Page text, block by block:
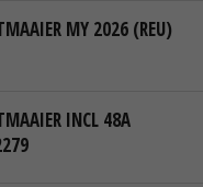
MY 2026 (REU)
INCL 48A